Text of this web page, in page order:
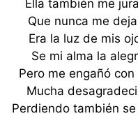
Ella también me
Que nunca me
Era la luz de mis
Se mi alma la
Pero me engañó con
Mucha
Perdiendo también se